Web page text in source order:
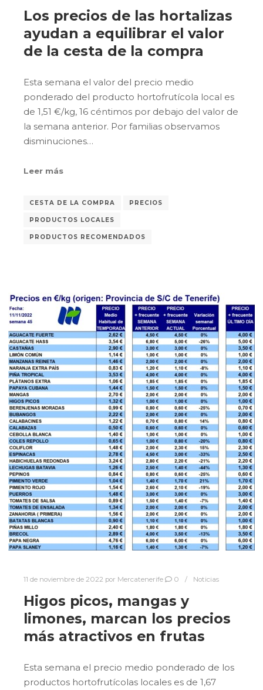
Los precios de las hortalizas
ayudan a equilibrar el valor
de la cesta de la compra
Esta semana el valor del precio medio
ponderado del producto hortofrutícola local es
de 1,51 €/kg, 16 céntimos por debajo del valor de
la semana anterior. Por familias observamos
disminuciones…
Leer más
CESTA DE LA COMPRA PRECIOS
PRODUCTOS LOCALES
PRODUCTOS RECOMENDADOS
11 de noviembre de 2022 por Mercatenerife 0 Noticias
Higos picos, mangas y
limones, marcan los precios
más atractivos en frutas
Esta semana el precio medio ponderado de los
productos hortofrutícolas locales es de 1,67